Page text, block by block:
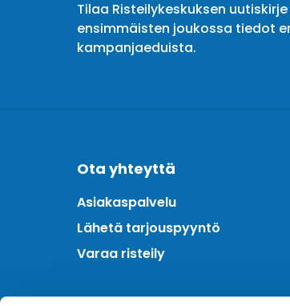
Tilaa Risteilykeskuksen
ensimmäisten joukossa tiedot
kampanjaeduista.
Ota yhteyttä
Asiakaspalvelu
Lähetä tarjouspyyntö
Varaa risteily